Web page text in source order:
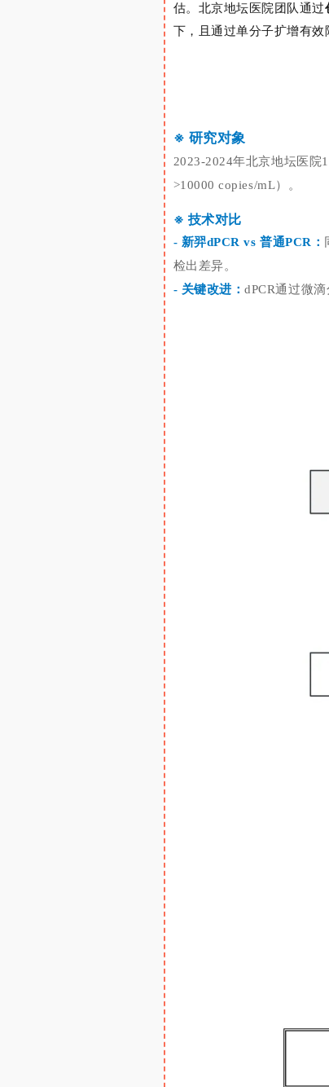
估。北京地坛医院团队通过
下，且通过单分子扩增有效
※ 研究对象
2023-2024年北京地坛医院1
>10000 copies/mL）。
※ 技术对比
- 新羿dPCR vs 普通PCR：
检出差异。
- 关键改进：dPCR通过微